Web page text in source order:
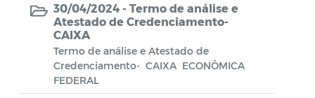
Relatório Semestral de Investimentos
RELATÓRIO DE EXECUÇÃO DA POLÍTICA
DE INVESTIMENTOS
30/04/2024 - Termo de análise e
Atestado de Credenciamento-
CAIXA
Termo de análise e Atestado de
Credenciamento- CAIXA ECONÔMICA
FEDERAL